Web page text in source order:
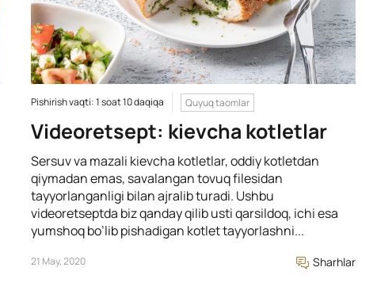
Pishirish vaqti: 1 soat 10 daqiqa Quyuq taomlar
Videoretsept: kievcha kotletlar
Sersuv va mazali kievcha kotletlar, oddiy kotletdan
qiymadan emas, savalangan tovuq filesidan
tayyorlanganligi bilan ajralib turadi. Ushbu
videoretseptda biz qanday qilib usti qarsildoq, ichi esa
yumshoq bo’lib pishadigan kotlet tayyorlashni...
21 May, 2020 Sharhlar